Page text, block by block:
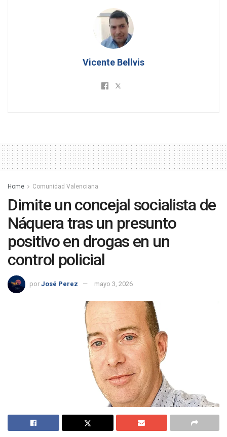
Vicente Bellvis
Home Comunidad Valenciana
Dimite un concejal socialista de
Náquera tras un presunto
positivo en drogas en un
control policial
por José Perez mayo 3, 2026